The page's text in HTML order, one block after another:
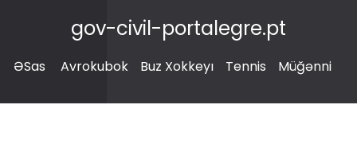
gov-civil-portalegre.pt
ƏSas Avrokubok Buz Xokkeyı Tennis Müğənni